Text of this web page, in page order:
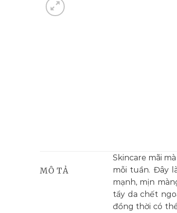
MÔ TẢ
Skincare mãi
mỗi tuần. Đây
mạnh, mịn
tẩy da chết
đồng thời có